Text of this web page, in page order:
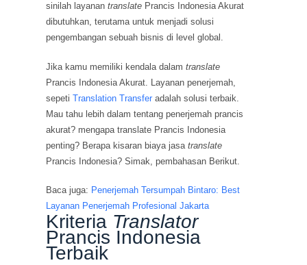
sinilah layanantranslate Prancis Indonesia Akurat
dibutuhkan, terutama untuk menjadi solusi
pengembangan sebuah bisnis di level global.
Jika kamu memiliki kendala dalamtranslate
Prancis Indonesia Akurat. Layanan penerjemah,
sepetiTranslation Transfer adalah solusi terbaik.
Mau tahu lebih dalam tentang penerjemah prancis
akurat? mengapa translate Prancis Indonesia
penting? Berapa kisaran biaya jasatranslate
Prancis Indonesia? Simak, pembahasan Berikut.
Baca juga: Penerjemah Tersumpah Bintaro: Best
Layanan Penerjemah Profesional Jakarta
Kriteria Translator
Prancis Indonesia
Terbaik